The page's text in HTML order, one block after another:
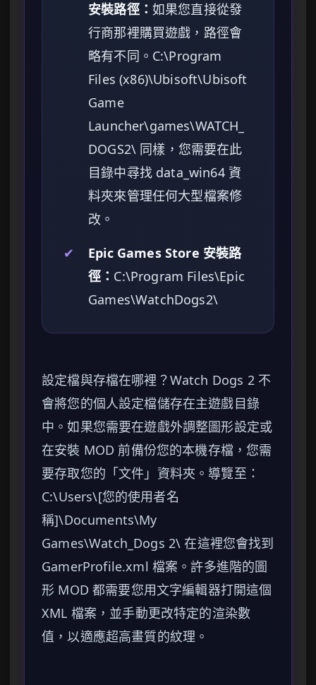
安裝路徑： 如果您直接從發
行商那裡購買遊戲，路徑會
略有不同。C:\Program
Files (x86)\Ubisoft\Ubisoft
Game
Launcher\games\WATCH_
DOGS2\ 同樣，您需要在此
目錄中尋找 data_win64 資
料夾來管理任何大型檔案修
改。
✔
Epic Games Store 安裝路
徑： C:\Program Files\Epic
Games\WatchDogs2\
設定檔與存檔在哪裡？Watch Dogs 2 不
會將您的個人設定檔儲存在主遊戲目錄
中。如果您需要在遊戲外調整圖形設定或
在安裝 MOD 前備份您的本機存檔，您需
要存取您的「文件」資料夾。導覽至：
C:\Users\[您的使用者名
稱]\Documents\My
Games\Watch_Dogs 2\ 在這裡您會找到
GamerProfile.xml 檔案。許多進階的圖
形 MOD 都需要您用文字編輯器打開這個
XML 檔案，並手動更改特定的渲染數
值，以適應超高畫質的紋理。